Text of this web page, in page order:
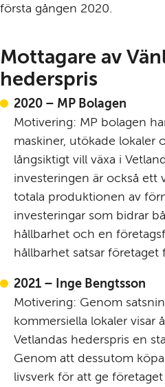
första gången 2020.
Mottagare av
hederspris
2020 – MP Bolagen
Motivering: MP bolagen
maskiner, utökade lokaler
långsiktigt vill växa i
investeringen är också ett
totala produktionen av
investeringar som bidrar
hållbarhet och en
hållbarhet satsar företaget
2021 – Inge Bengtsson
Motivering: Genom
kommersiella lokaler visar
Vetlandas hederspris en
Genom att dessutom
livsverk för att ge